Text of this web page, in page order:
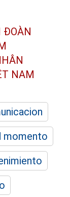
ĐOÀN
NAM
momento